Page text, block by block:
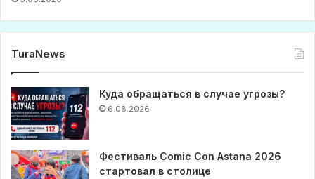
TuraNews
Куда обращаться в случае угрозы?
6.08.2026
Фестиваль Comic Con Astana 2026
стартовал в столице